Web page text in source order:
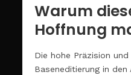
Warum
Hoffnung
Die hohe Präzision
Baseneditierung in den